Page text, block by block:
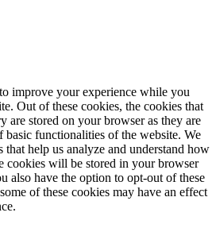
improve your experience while you
Out of these cookies, the cookies that
are stored on your browser as they are
functionalities of the website. We
that help us analyze and understand how
cookies will be stored in your browser
also have the option to opt-out of these
of these cookies may have an effect